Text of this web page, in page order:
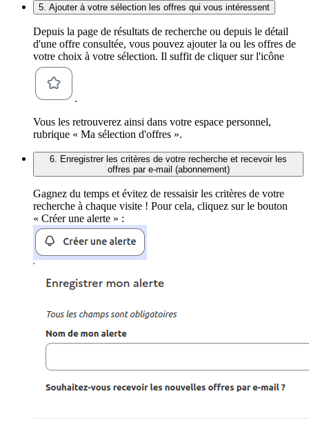
5. Ajouter à votre sélection les offres qui vous intéressent
Depuis la page de résultats de recherche ou depuis le détail
d'une offre consultée, vous pouvez ajouter la ou les offres de
votre choix à votre sélection. Il suffit de cliquer sur l'icône
.
Vous les retrouverez ainsi dans votre espace personnel,
rubrique « Ma sélection d'offres ».
6. Enregistrer les critères de votre recherche et recevoir les
offres par e-mail (abonnement)
Gagnez du temps et évitez de ressaisir les critères de votre
recherche à chaque visite ! Pour cela, cliquez sur le bouton
« Créer une alerte » :